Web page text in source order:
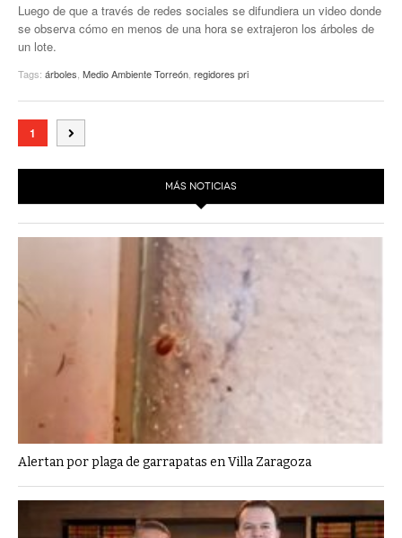
Luego de que a través de redes sociales se difundiera un video donde
se observa cómo en menos de una hora se extrajeron los árboles de
un lote.
Tags: árboles Medio Ambiente Torreón regidores pri
1
MÁS NOTICIAS
Alertan por plaga de garrapatas en Villa Zaragoza